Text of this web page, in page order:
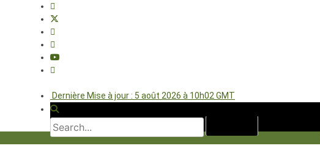
Dernière Mise à jour : 5 août 2026 à 10h02 GMT